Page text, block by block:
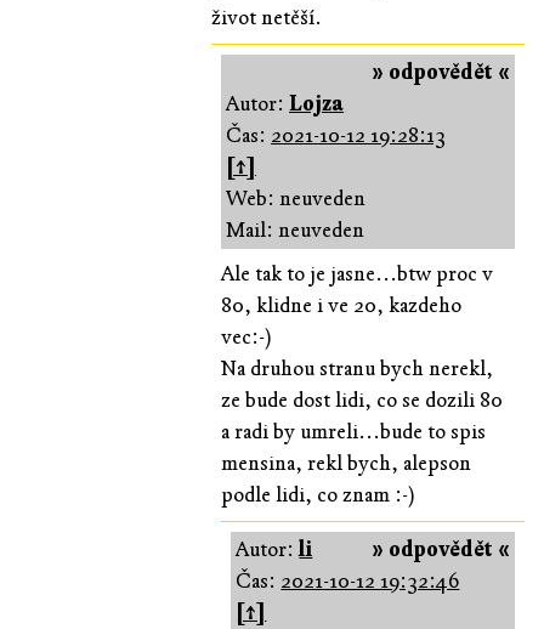
život netěší.
» odpovědět «
Autor:Lojza
Čas: 2021-10-12 19:28:13
[↑]
Web: neuveden
Mail: neuveden
Ale tak to je jasne...btw proc v
80, klidne i ve 20, kazdeho
vec:-)
Na druhou stranu bych nerekl,
ze bude dost lidi, co se dozili 80
a radi by umreli...bude to spis
mensina, rekl bych, alepson
podle lidi, co znam :-)
» odpovědět «
Autor:li
Čas: 2021-10-12 19:32:46
[↑]